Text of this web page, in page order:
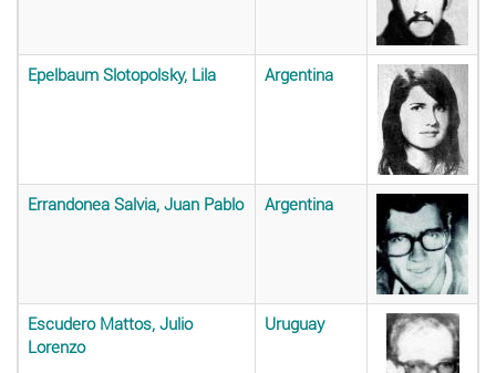
Epelbaum Slotopolsky, Lila Argentina
Errandonea Salvia, Juan Pablo Argentina
Escudero Mattos, Julio
Lorenzo
Uruguay